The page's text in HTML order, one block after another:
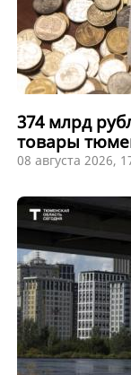
374 млрд
товары
08 августа 2026,